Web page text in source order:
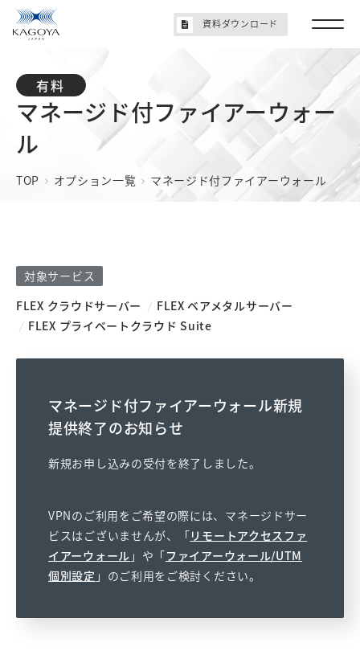
マネージド付ファイアーウォー
ル
TOP オプション一覧 マネージド付ファイアーウォール
対象サービス
FLEX クラウドサーバー
FLEX ベアメタルサーバー
FLEX プライベートクラウド Suite
マネージド付ファイアーウォール新規
提供終了のお知らせ
新規お申し込みの受付を終了しました。
VPNのご利用をご希望の際には、マネージドサー
ビスはございませんが、「リモートアクセスファ
イアーウォール 」や「ファイアーウォール/UTM
個別設定 」のご利用をご検討ください。
資料ダウンロード